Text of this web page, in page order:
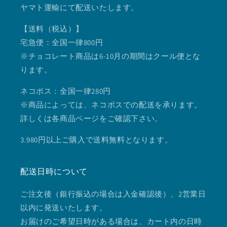
ヤマト運輸にて配送いたします。
【送料（税込）】
宅急便：全国一律800円
※チョコレート商品は6-10月の期間はクール便とな
ります。
ネコポス：全国一律280円
※商品によっては、ネコポスでの配送を承ります。
詳しくは各商品ページをご確認下さい。
3.980円以上ご購入で送料無料となります。
配送日時について
ご注文後（銀行振込の場合は入金確認後）、2営業日
以内に発送いたします。
お届けのご希望日時がある場合は、カート内の日時